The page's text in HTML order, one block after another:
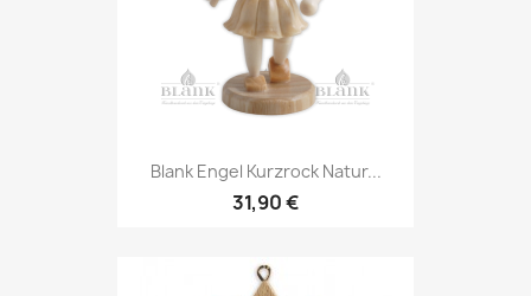
Blank Engel Kurzrock Natur...
31,90 €